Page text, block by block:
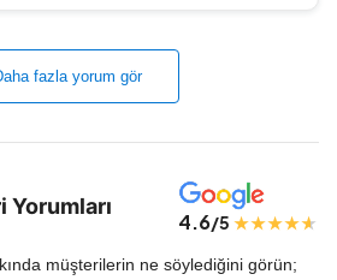
fazla yorum gör
4.6/5
müşterilerin ne söylediğini görün;